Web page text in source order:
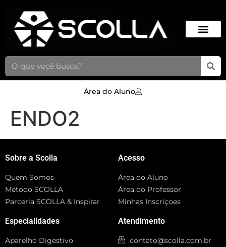
Área do Aluno
ENDO2
Sobre a Scolla
Quem Somos
Método SCOLLA
Parceria SCOLLA & Inspirar
Especialidades
Aparelho Digestivo
Acesso
Área do Aluno
Área do Professor
Minhas Inscriçoes
Atendimento
contato@scolla.com.br